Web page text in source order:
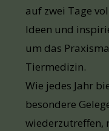
auf zwei Tage
Ideen und
um das
Tiermedizin.
Wie jedes Jahr
besondere
wiederzutreffen,